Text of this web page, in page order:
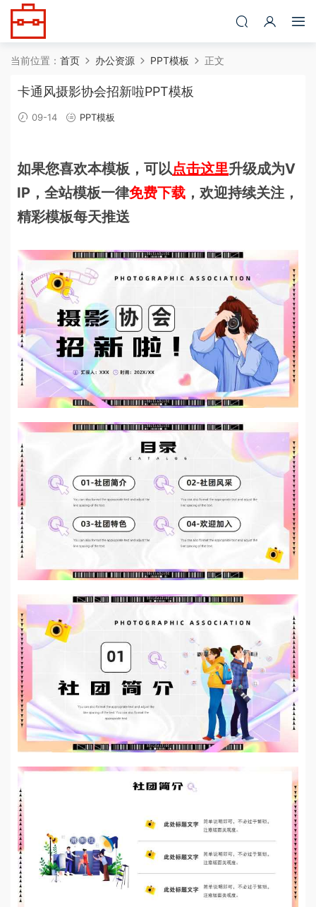
当前位置： 首页 办公资源 PPT模板 正文
卡通风摄影协会招新啦PPT模板
09-14 PPT模板
如果您喜欢本模板，可以点击这里升级成为V
IP，全站模板一律免费下载 ，欢迎持续关注，
精彩模板每天推送